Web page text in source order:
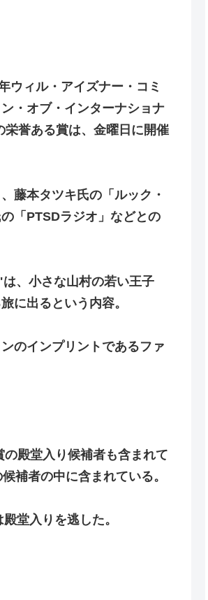
ウィル・アイズナー・コミ
・オブ・インターナショナ
誉ある賞は、金曜日に開催
藤本タツキ氏の「ルック・
「PTSDラジオ」などとの
、小さな山村の若い王子
に出るという内容。
のインプリントであるファ
殿堂入り候補者も含まれて
補者の中に含まれている。
堂入りを逃した。